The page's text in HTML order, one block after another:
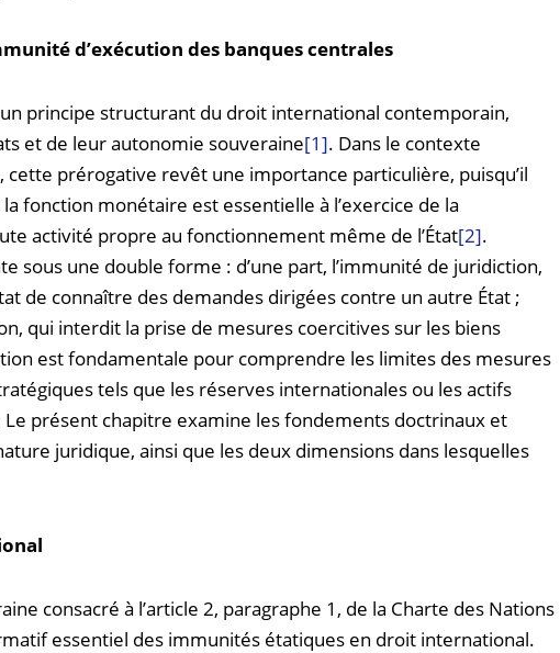
d’exécution des banques centrales
principe structurant du droit international contemporain,
et de leur autonomie souveraine[1]. Dans le contexte
cette prérogative revêt une importance particulière, puisqu’il
fonction monétaire est essentielle à l’exercice de la
activité propre au fonctionnement même de l’État[2].
sous une double forme : d’une part, l’immunité de juridiction,
de connaître des demandes dirigées contre un autre État ;
qui interdit la prise de mesures coercitives sur les biens
est fondamentale pour comprendre les limites des mesures
tels que les réserves internationales ou les actifs
présent chapitre examine les fondements doctrinaux et
juridique, ainsi que les deux dimensions dans lesquelles
consacré à l’article 2, paragraphe 1, de la Charte des Nations
essentiel des immunités étatiques en droit international.